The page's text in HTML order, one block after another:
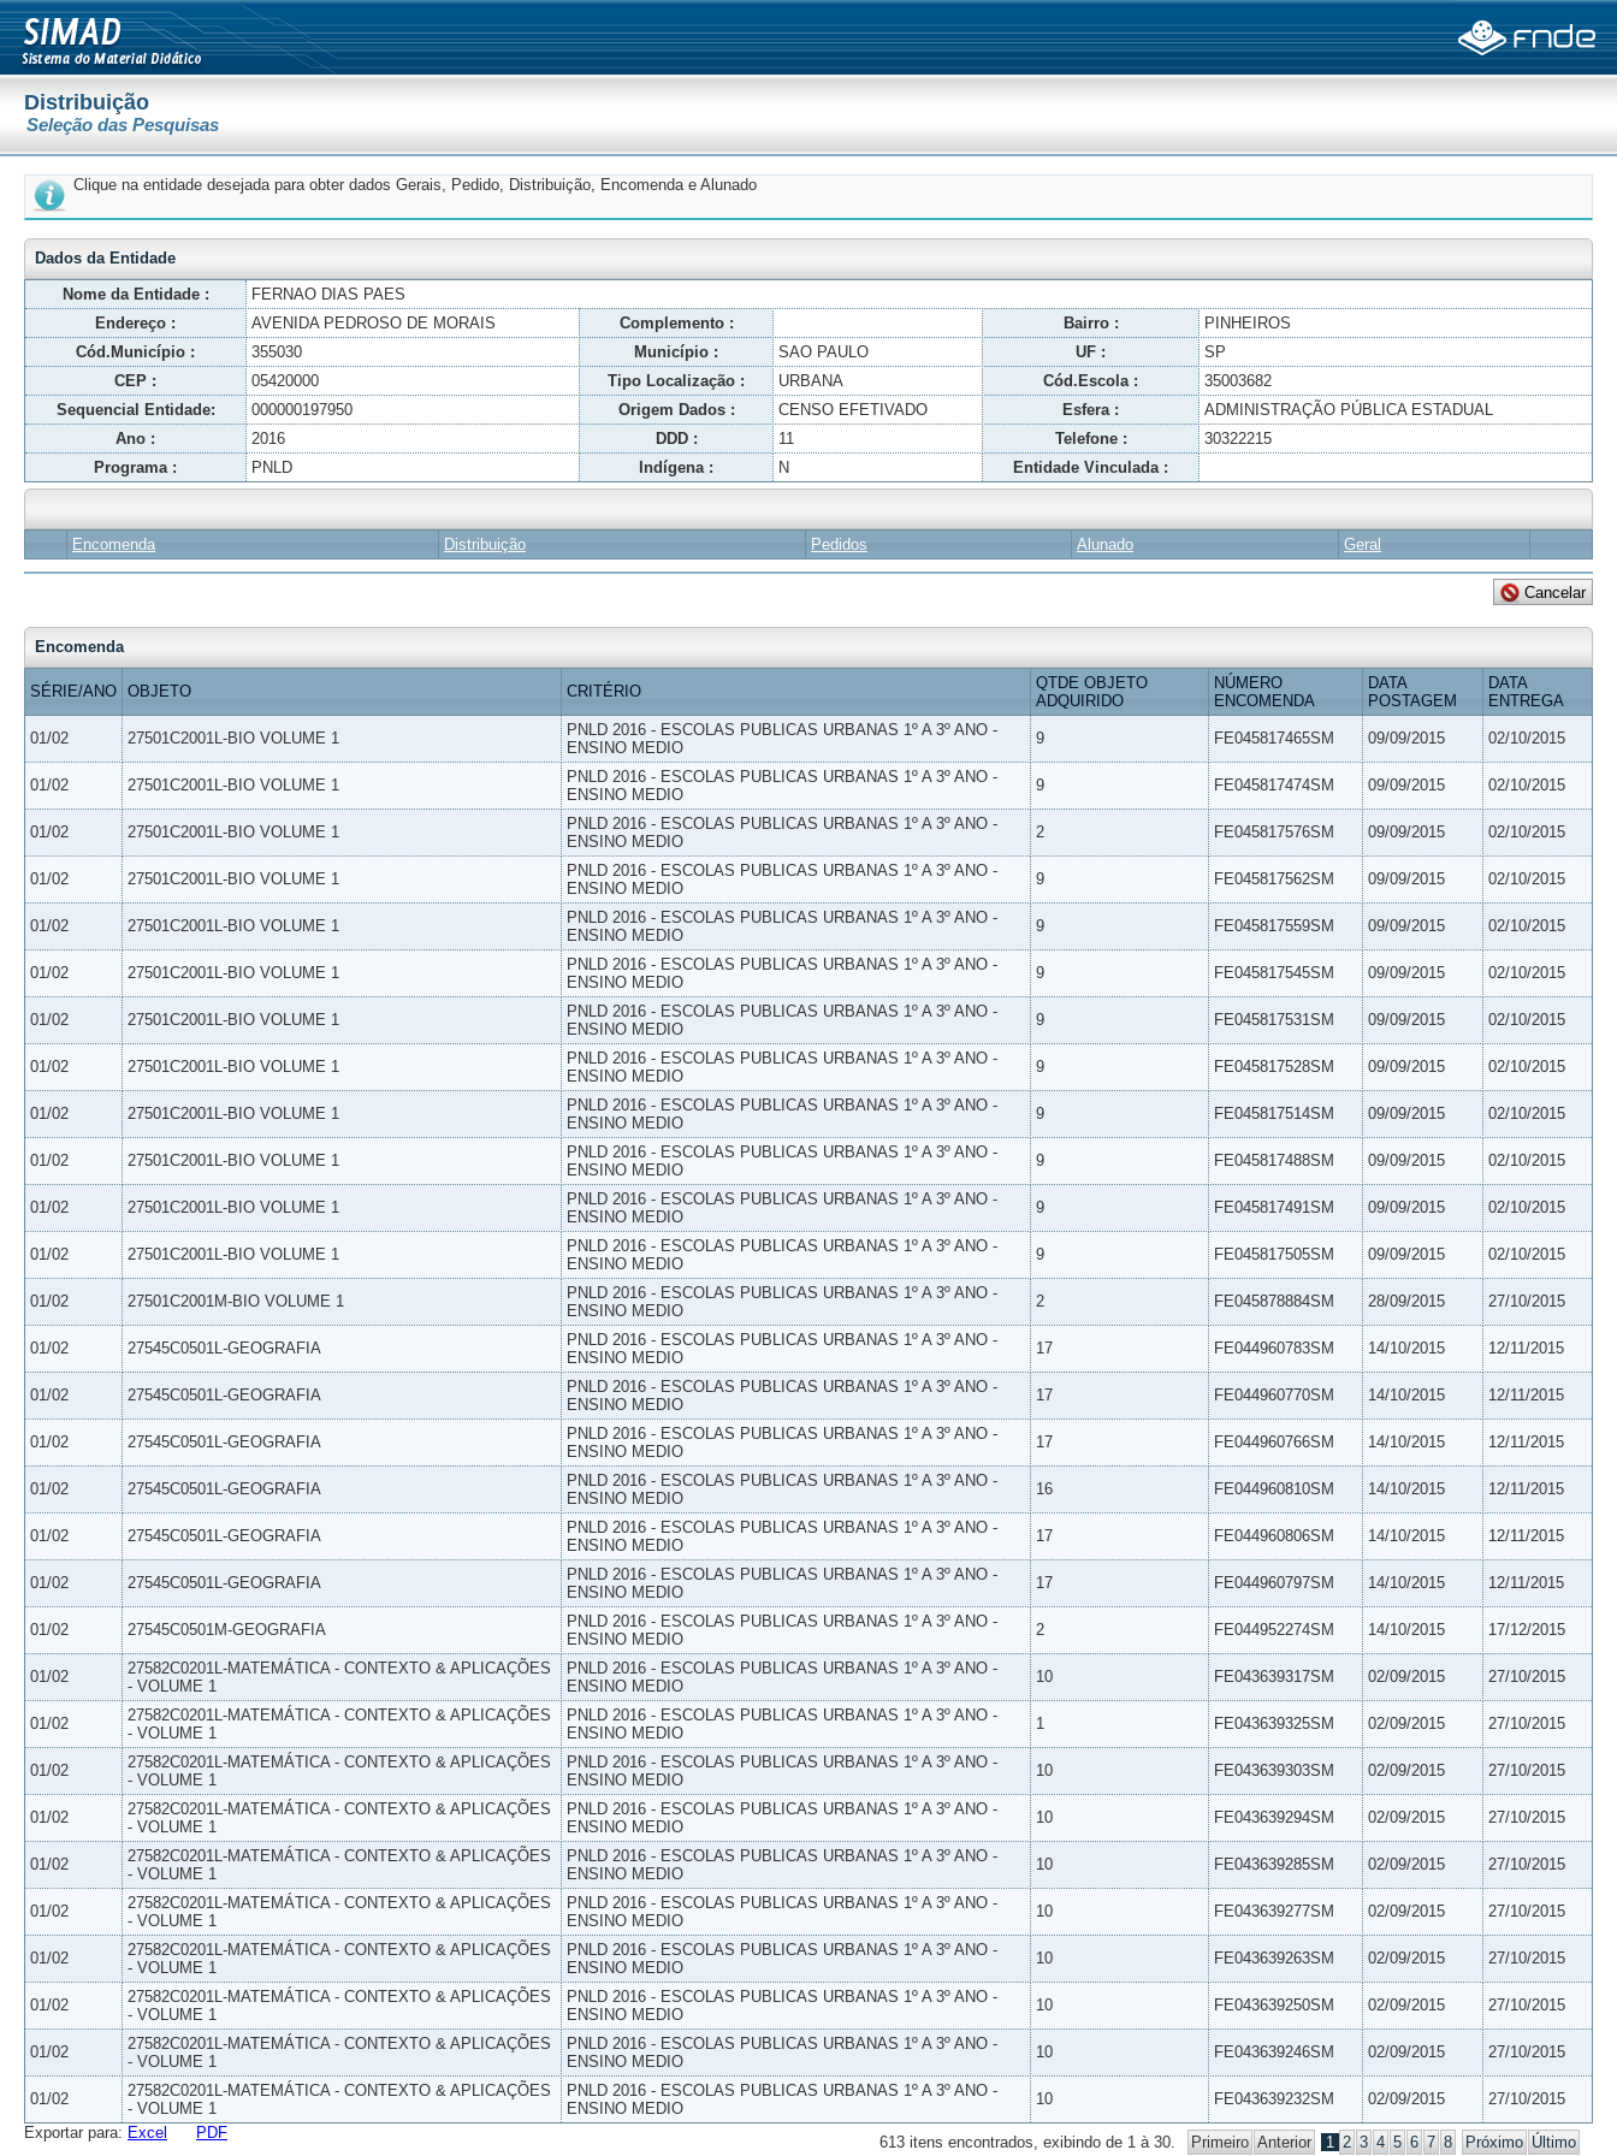
Distribuição
Seleção das Pesquisas
Clique na entidade desejada para obter dados Gerais, Pedido, Distribuição, Encomenda e Alunado
Dados da Entidade
Nome da Entidade :
FERNAO DIAS PAES
Endereço :
AVENIDA PEDROSO DE MORAIS Complemento : Bairro :
PINHEIROS
Cód.Município :
355030 Município : SAO PAULO UF :
SP
CEP :
05420000 Tipo Localização : URBANA Cód.Escola :
35003682
Sequencial Entidade:
000000197950 Origem Dados : CENSO EFETIVADO Esfera :
ADMINISTRAÇÃO PÚBLICA ESTADUAL
Ano :
2016 DDD : 11 Telefone :
30322215
Programa :
PNLD Indígena : N Entidade Vinculada :
Encomenda Distribuição Pedidos Alunado Geral
Encomenda
SÉRIE/ANO OBJETO CRITÉRIO
QTDE OBJETO
ADQUIRIDO
NÚMERO
ENCOMENDA
DATA
POSTAGEM
DATA
ENTREGA
01/02 27501C2001L-BIO VOLUME 1
PNLD 2016 - ESCOLAS PUBLICAS URBANAS 1º A 3º ANO -
ENSINO MEDIO
9 FE045817465SM 09/09/2015 02/10/2015
01/02 27501C2001L-BIO VOLUME 1
PNLD 2016 - ESCOLAS PUBLICAS URBANAS 1º A 3º ANO -
ENSINO MEDIO
9 FE045817474SM 09/09/2015 02/10/2015
01/02 27501C2001L-BIO VOLUME 1
PNLD 2016 - ESCOLAS PUBLICAS URBANAS 1º A 3º ANO -
ENSINO MEDIO
2 FE045817576SM 09/09/2015 02/10/2015
01/02 27501C2001L-BIO VOLUME 1
PNLD 2016 - ESCOLAS PUBLICAS URBANAS 1º A 3º ANO -
ENSINO MEDIO
9 FE045817562SM 09/09/2015 02/10/2015
01/02 27501C2001L-BIO VOLUME 1
PNLD 2016 - ESCOLAS PUBLICAS URBANAS 1º A 3º ANO -
ENSINO MEDIO
9 FE045817559SM 09/09/2015 02/10/2015
01/02 27501C2001L-BIO VOLUME 1
PNLD 2016 - ESCOLAS PUBLICAS URBANAS 1º A 3º ANO -
ENSINO MEDIO
9 FE045817545SM 09/09/2015 02/10/2015
01/02 27501C2001L-BIO VOLUME 1
PNLD 2016 - ESCOLAS PUBLICAS URBANAS 1º A 3º ANO -
ENSINO MEDIO
9 FE045817531SM 09/09/2015 02/10/2015
01/02 27501C2001L-BIO VOLUME 1
PNLD 2016 - ESCOLAS PUBLICAS URBANAS 1º A 3º ANO -
ENSINO MEDIO
9 FE045817528SM 09/09/2015 02/10/2015
01/02 27501C2001L-BIO VOLUME 1
PNLD 2016 - ESCOLAS PUBLICAS URBANAS 1º A 3º ANO -
ENSINO MEDIO
9 FE045817514SM 09/09/2015 02/10/2015
01/02 27501C2001L-BIO VOLUME 1
PNLD 2016 - ESCOLAS PUBLICAS URBANAS 1º A 3º ANO -
ENSINO MEDIO
9 FE045817488SM 09/09/2015 02/10/2015
01/02 27501C2001L-BIO VOLUME 1
PNLD 2016 - ESCOLAS PUBLICAS URBANAS 1º A 3º ANO -
ENSINO MEDIO
9 FE045817491SM 09/09/2015 02/10/2015
01/02 27501C2001L-BIO VOLUME 1
PNLD 2016 - ESCOLAS PUBLICAS URBANAS 1º A 3º ANO -
ENSINO MEDIO
9 FE045817505SM 09/09/2015 02/10/2015
01/02 27501C2001M-BIO VOLUME 1
PNLD 2016 - ESCOLAS PUBLICAS URBANAS 1º A 3º ANO -
ENSINO MEDIO
2 FE045878884SM 28/09/2015 27/10/2015
01/02 27545C0501L-GEOGRAFIA
PNLD 2016 - ESCOLAS PUBLICAS URBANAS 1º A 3º ANO -
ENSINO MEDIO
17 FE044960783SM 14/10/2015 12/11/2015
01/02 27545C0501L-GEOGRAFIA
PNLD 2016 - ESCOLAS PUBLICAS URBANAS 1º A 3º ANO -
ENSINO MEDIO
17 FE044960770SM 14/10/2015 12/11/2015
01/02 27545C0501L-GEOGRAFIA
PNLD 2016 - ESCOLAS PUBLICAS URBANAS 1º A 3º ANO -
ENSINO MEDIO
17 FE044960766SM 14/10/2015 12/11/2015
01/02 27545C0501L-GEOGRAFIA
PNLD 2016 - ESCOLAS PUBLICAS URBANAS 1º A 3º ANO -
ENSINO MEDIO
16 FE044960810SM 14/10/2015 12/11/2015
01/02 27545C0501L-GEOGRAFIA
PNLD 2016 - ESCOLAS PUBLICAS URBANAS 1º A 3º ANO -
ENSINO MEDIO
17 FE044960806SM 14/10/2015 12/11/2015
01/02 27545C0501L-GEOGRAFIA
PNLD 2016 - ESCOLAS PUBLICAS URBANAS 1º A 3º ANO -
ENSINO MEDIO
17 FE044960797SM 14/10/2015 12/11/2015
01/02 27545C0501M-GEOGRAFIA
PNLD 2016 - ESCOLAS PUBLICAS URBANAS 1º A 3º ANO -
ENSINO MEDIO
2 FE044952274SM 14/10/2015 17/12/2015
01/02
27582C0201L-MATEMÁTICA - CONTEXTO & APLICAÇÕES
- VOLUME 1
PNLD 2016 - ESCOLAS PUBLICAS URBANAS 1º A 3º ANO -
ENSINO MEDIO
10 FE043639317SM 02/09/2015 27/10/2015
01/02
27582C0201L-MATEMÁTICA - CONTEXTO & APLICAÇÕES
- VOLUME 1
PNLD 2016 - ESCOLAS PUBLICAS URBANAS 1º A 3º ANO -
ENSINO MEDIO
1 FE043639325SM 02/09/2015 27/10/2015
01/02
27582C0201L-MATEMÁTICA - CONTEXTO & APLICAÇÕES
- VOLUME 1
PNLD 2016 - ESCOLAS PUBLICAS URBANAS 1º A 3º ANO -
ENSINO MEDIO
10 FE043639303SM 02/09/2015 27/10/2015
01/02
27582C0201L-MATEMÁTICA - CONTEXTO & APLICAÇÕES
- VOLUME 1
PNLD 2016 - ESCOLAS PUBLICAS URBANAS 1º A 3º ANO -
ENSINO MEDIO
10 FE043639294SM 02/09/2015 27/10/2015
01/02
27582C0201L-MATEMÁTICA - CONTEXTO & APLICAÇÕES
- VOLUME 1
PNLD 2016 - ESCOLAS PUBLICAS URBANAS 1º A 3º ANO -
ENSINO MEDIO
10 FE043639285SM 02/09/2015 27/10/2015
01/02
27582C0201L-MATEMÁTICA - CONTEXTO & APLICAÇÕES
- VOLUME 1
PNLD 2016 - ESCOLAS PUBLICAS URBANAS 1º A 3º ANO -
ENSINO MEDIO
10 FE043639277SM 02/09/2015 27/10/2015
01/02
27582C0201L-MATEMÁTICA - CONTEXTO & APLICAÇÕES
- VOLUME 1
PNLD 2016 - ESCOLAS PUBLICAS URBANAS 1º A 3º ANO -
ENSINO MEDIO
10 FE043639263SM 02/09/2015 27/10/2015
01/02
27582C0201L-MATEMÁTICA - CONTEXTO & APLICAÇÕES
- VOLUME 1
PNLD 2016 - ESCOLAS PUBLICAS URBANAS 1º A 3º ANO -
ENSINO MEDIO
10 FE043639250SM 02/09/2015 27/10/2015
01/02
27582C0201L-MATEMÁTICA - CONTEXTO & APLICAÇÕES
- VOLUME 1
PNLD 2016 - ESCOLAS PUBLICAS URBANAS 1º A 3º ANO -
ENSINO MEDIO
10 FE043639246SM 02/09/2015 27/10/2015
01/02
27582C0201L-MATEMÁTICA - CONTEXTO & APLICAÇÕES
- VOLUME 1
PNLD 2016 - ESCOLAS PUBLICAS URBANAS 1º A 3º ANO -
ENSINO MEDIO
10 FE043639232SM 02/09/2015 27/10/2015
613 itens encontrados, exibindo de 1 à 30. Primeiro Anterior 1 2 3 4 5 6 7 8 Próximo Último
Exportar para: Excel PDF